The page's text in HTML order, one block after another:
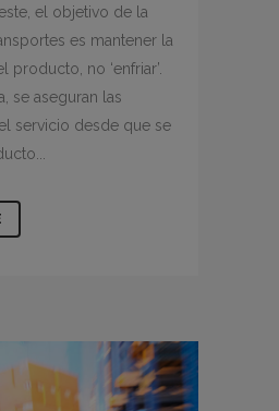
el objetivo de la
es mantener la
producto, no ‘enfriar’.
se aseguran las
servicio desde que se